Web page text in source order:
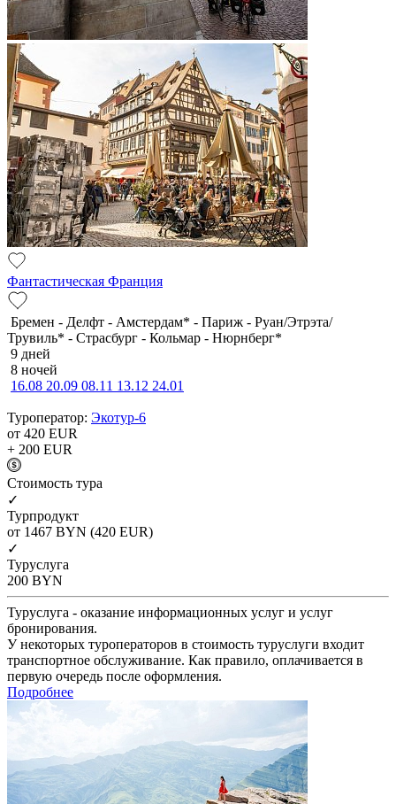
Фантастическая Франция
Бремен - Делфт - Амстердам* - Париж - Руан/Этрэта/
Трувиль* - Страсбург - Кольмар - Нюрнберг*
9 дней
8 ночей
16.08 20.09 08.11 13.12 24.01
Туроператор: Экотур-6
от 420 EUR
+ 200 EUR
Cтоимость тура
✓
Турпродукт
от 1467 BYN (420 EUR)
✓
Туруслуга
200 BYN
Туруслуга - оказание информационных услуг и услуг
бронирования.
У некоторых туроператоров в стоимость туруслуги входит
транспортное обслуживание. Как правило, оплачивается в
первую очередь после оформления.
Подробнее